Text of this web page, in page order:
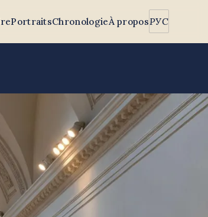
PortraitsChronologieÀ proposРУС